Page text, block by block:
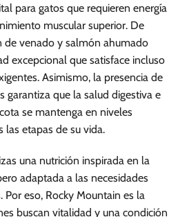
para gatos que requieren energía
muscular superior. De
de venado y salmón ahumado
excepcional que satisface incluso
Asimismo, la presencia de
garantiza que la salud digestiva e
se mantenga en niveles
etapas de su vida.
una nutrición inspirada en la
adaptada a las necesidades
eso, Rocky Mountain es la
buscan vitalidad y una condición